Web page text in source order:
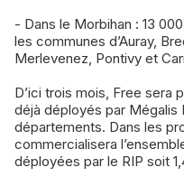
- Dans le Morbihan : 13
les communes d’Auray,
Merlevenez, Pontivy et
D’ici trois mois, Free sera
déjà déployés par Mégalis
départements. Dans les
commercialisera
déployées par le RIP soit